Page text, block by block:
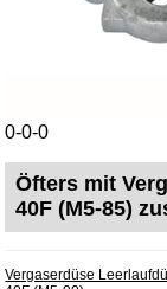
0-0-0
Öfters mit
40F (M5-85)
Vergaserdüse